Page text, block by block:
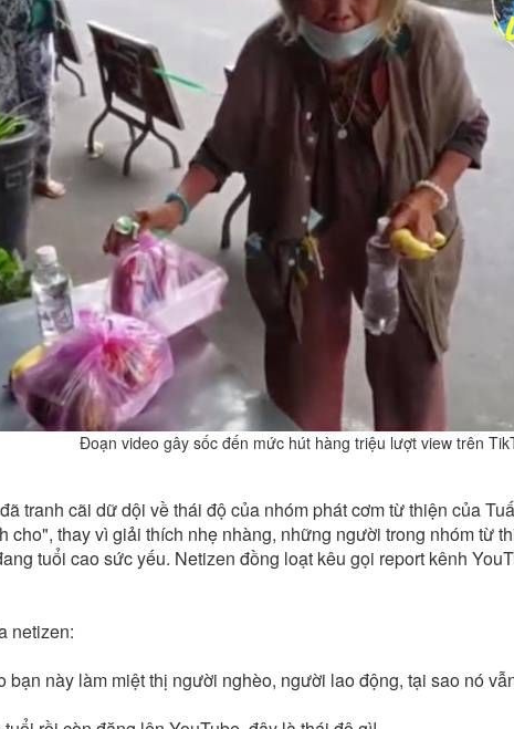
Đoạn video gây sốc đến mức hút hàng triệu lượt view trên
tranh cãi dữ dội về thái độ của nhóm phát cơm từ thiện của
cho", thay vì giải thích nhẹ nhàng, những người trong nhóm từ
tuổi cao sức yếu. Netizen đồng loạt kêu gọi report kênh
netizen:
bạn này làm miệt thị người nghèo, người lao động, tại sao nó